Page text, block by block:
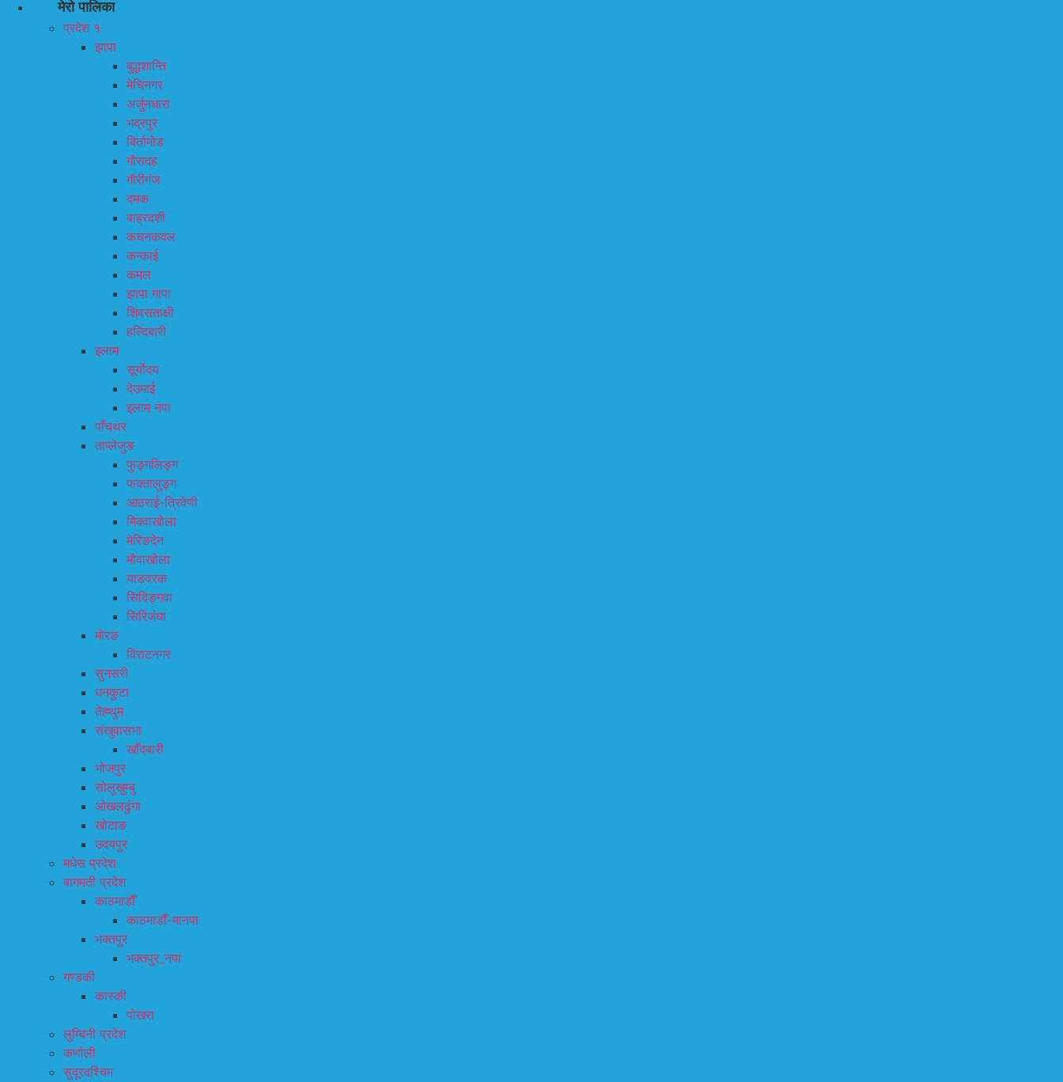
मेरो पालिका
प्रदेश १
झापा
बुद्धशान्ति
मेचिनगर
अर्जुनधारा
भद्रपुर
बिर्तामोड
गौरादह
गौरीगंज
दमक
बाह्रदशी
कचनकवल
कन्काई
कमल
झापा गापा
शिवसताक्षी
हल्दिबारी
इलाम
सूर्योदय
देउमाई
इलाम नपा
पाँचथर
ताप्लेजुङ
फुङ्गलिङ्ग
फक्तालुङ्ग
आठराई-त्रिवेणी
मिक्वाखोला
मेरिङदेन
मौवाखोला
याङवरक
सिदिङ्गवा
सिरिजंघा
मोरङ
विराटनगर
सुनसरी
धनकुटा
तेह्थुम
संखुवासभा
खाँदबारी
भोजपुर
सोलुखुम्बु
ओखलढुंगा
खोटाङ
उदयपुर
मधेस प्रदेश
बागमती प्रदेश
काठमाडौँ
काठमाडौँ-मानपा
भक्तपुर
भक्तपुर_नपा
गण्डकी
कास्की
पोखरा
लुम्बिनी प्रदेश
कर्णाली
सुदूरदश्चिम